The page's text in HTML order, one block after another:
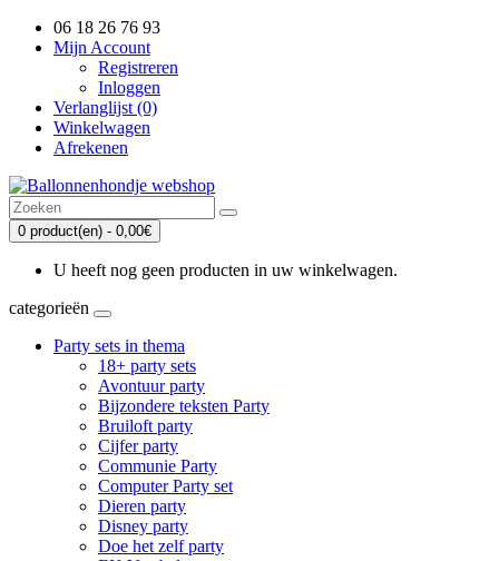
06 18 26 76 93
Mijn Account
Registreren
Inloggen
Verlanglijst (0)
Winkelwagen
Afrekenen
0 product(en) - 0,00€
U heeft nog geen producten in uw winkelwagen.
categorieën
Party sets in thema
18+ party sets
Avontuur party
Bijzondere teksten Party
Bruiloft party
Cijfer party
Communie Party
Computer Party set
Dieren party
Disney party
Doe het zelf party